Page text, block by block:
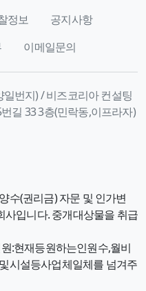
정보
공지사항
이메일문의
번지) / 비즈코리아 컨설팅
길 33 3층(민락동,이프라자)
수(권리금) 자문 및 인가변
사입니다. 중개대상물을 취급
:현재등원하는인원수,월비
시설등사업체일체를 넘겨주